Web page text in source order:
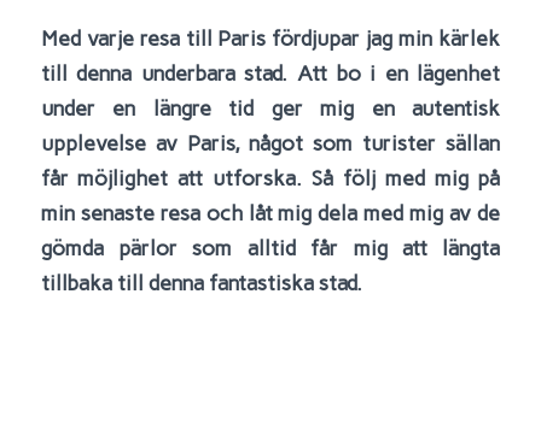
Med varje resa till Paris fördjupar jag min kärlek
till denna underbara stad. Att bo i en lägenhet
under en längre tid ger mig en autentisk
upplevelse av Paris, något som turister sällan
får möjlighet att utforska. Så följ med mig på
min senaste resa och låt mig dela med mig av de
gömda pärlor som alltid får mig att längta
tillbaka till denna fantastiska stad.